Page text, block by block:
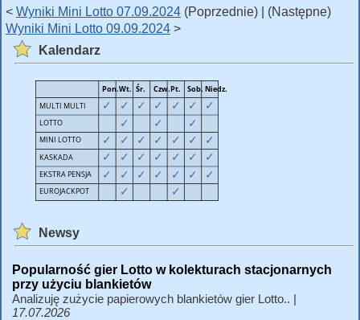
< Wyniki Mini Lotto 07.09.2024 (Poprzednie) | (Następne)
Wyniki Mini Lotto 09.09.2024 >
Kalendarz
Newsy
Popularność gier Lotto w kolekturach stacjonarnych
przy użyciu blankietów
Analizuję zużycie papierowych blankietów gier Lotto.. |
17.07.2026